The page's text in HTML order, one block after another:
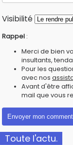
Visibilité
Rappel :
Merci de bien
insultants,
Pour les
avec nos
Avant d'être
mail que vous
Toute l'actu.